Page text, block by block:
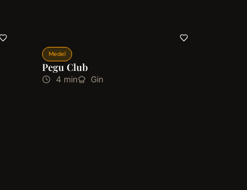
Medel
Pegu Club
4 min Gin